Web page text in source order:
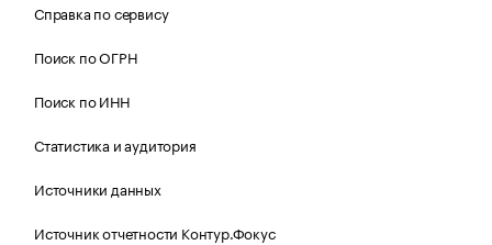
Справка по сервису
Поиск по ОГРН
Поиск по ИНН
Статистика и аудитория
Источники данных
Источник отчетности Контур.Фокус